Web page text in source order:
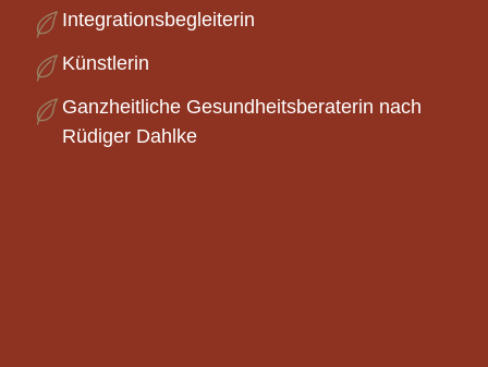
Integrationsbegleiterin
Künstlerin
Ganzheitliche Gesundheitsberaterin nach
Rüdiger Dahlke